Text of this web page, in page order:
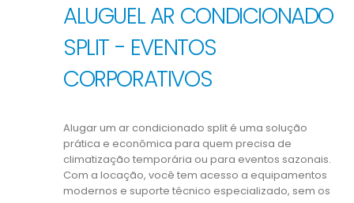
ALUGUEL AR CONDICIONADO
SPLIT - EVENTOS
CORPORATIVOS
Alugar um ar condicionado split é uma solução
prática e econômica para quem precisa de
climatização temporária ou para eventos sazonais.
Com a locação, você tem acesso a equipamentos
modernos e suporte técnico especializado, sem os